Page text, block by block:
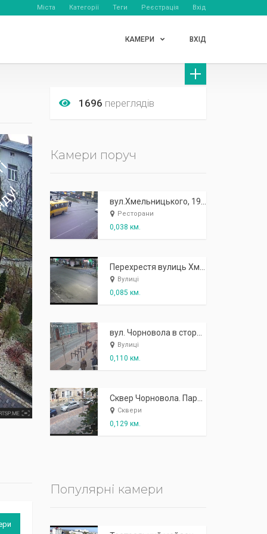
Міста Категорії Теги Реєстрація Вхід
КАМЕРИ ВХІД
1696 переглядів
Камери поруч
Ресторани
0,038 км.
Вулиці
0,085 км.
Вулиці
0,110 км.
Сквери
0,129 км.
Популярні камери